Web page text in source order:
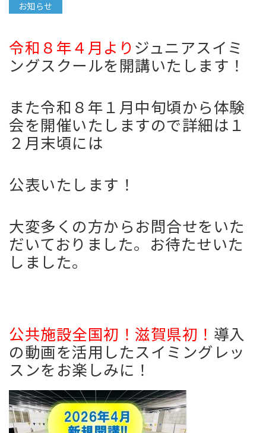
お知らせ
令和８年４月より ジュニアスイミ
ングスクールを開講いたします！
また令和８年１月中旬頃から体験
会を開催いたしますので詳細は１
２月末頃には
公表いたします！
大変多くの方からお問合せをいた
だいておりました。お待たせいた
しました。
公共施設全国初！滋賀県初！ 導入
の動画を活用したスイミングレッ
スンをお楽しみに！